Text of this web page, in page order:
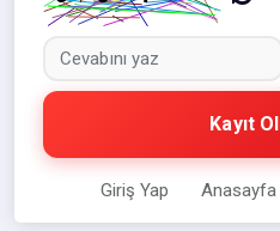
Kayıt
Giriş Yap Anasayfa